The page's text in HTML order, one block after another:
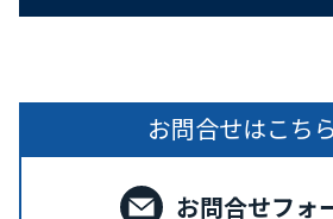
お問合せはこち
お問合せフォ